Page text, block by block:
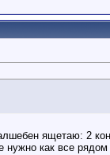
ящетаю: 2
как все рядом